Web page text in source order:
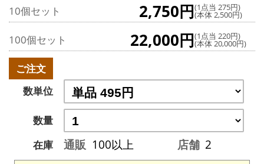
10個セット 2,750円(1点当 275円)
(本体 2,500円)
100個セット 22,000円(1点当 220円)
(本体 20,000円)
ご注文
数単位
数量
在庫
通販 100以上 店舗 2